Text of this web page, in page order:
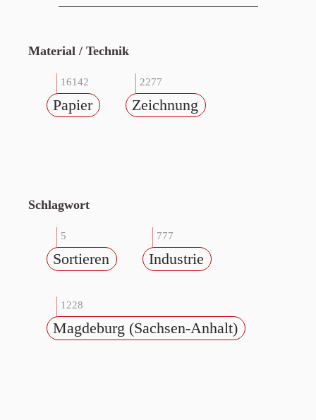
Material / Technik
16142
Papier
2277
Zeichnung
Schlagwort
5
Sortieren
777
Industrie
1228
Magdeburg (Sachsen-Anhalt)